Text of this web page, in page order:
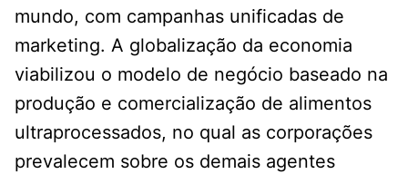
mundo, com campanhas unificadas de
marketing. A globalização da economia
viabilizou o modelo de negócio baseado na
produção e comercialização de alimentos
ultraprocessados, no qual as corporações
prevalecem sobre os demais agentes